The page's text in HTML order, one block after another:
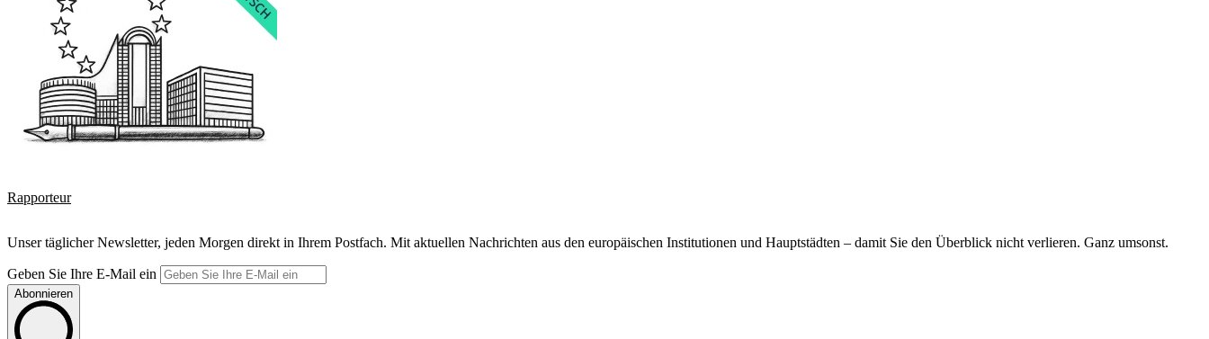
Rapporteur
Unser täglicher Newsletter, jeden Morgen direkt in Ihrem Postfach. Mit aktuellen Nachrichten aus den europäischen Institutionen und Hauptstädten – damit Sie den Überblick nicht verlieren. Ganz umsonst.
Geben Sie Ihre E-Mail ein
Abonnieren